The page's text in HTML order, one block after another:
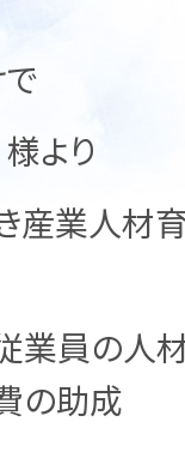
より
産業人材
業員の人
の助成